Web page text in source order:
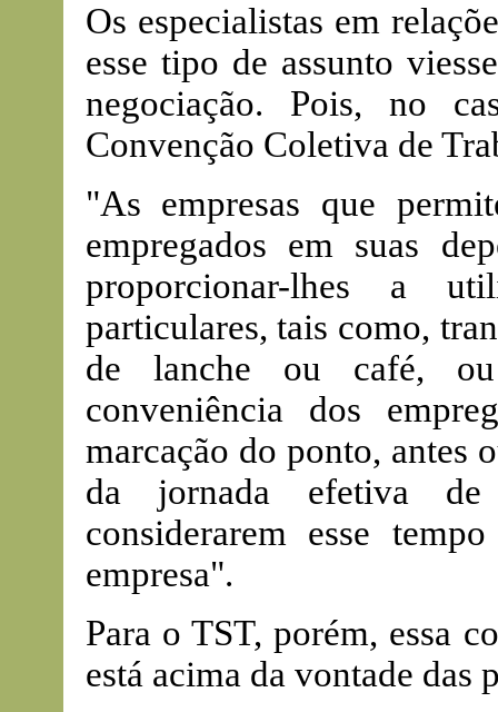
Os especialistas em
esse tipo de assunto
negociação. Pois, no
Convenção Coletiva de
"As empresas que
empregados em suas
proporcionar-lhes a
particulares, tais como,
de lanche ou café,
conveniência dos
marcação do ponto, antes
da jornada efetiva de
considerarem esse
empresa".
Para o TST, porém, essa
está acima da vontade das